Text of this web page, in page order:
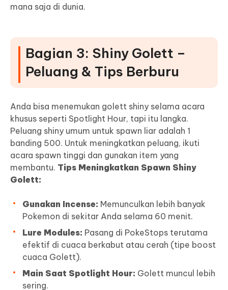
mana saja di dunia.
Bagian 3: Shiny Golett –
Peluang & Tips Berburu
Anda bisa menemukan golett shiny selama acara
khusus seperti Spotlight Hour, tapi itu langka.
Peluang shiny umum untuk spawn liar adalah 1
banding 500. Untuk meningkatkan peluang, ikuti
acara spawn tinggi dan gunakan item yang
membantu. Tips Meningkatkan Spawn Shiny
Golett:
Gunakan Incense: Memunculkan lebih banyak
Pokemon di sekitar Anda selama 60 menit.
Lure Modules: Pasang di PokeStops terutama
efektif di cuaca berkabut atau cerah (tipe boost
cuaca Golett).
Main Saat Spotlight Hour: Golett muncul lebih
sering.